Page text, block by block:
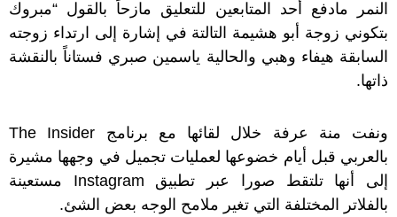
النمر مادفع أحد المتابعين للتعليق مازحاً بالقول “مبروك
بتكوني زوجة أبو هشيمة التالتة في إشارة إلى ارتداء زوجته
السابقة هيفاء وهبي والحالية ياسمين صبري فستاناً بالنقشة
ذاتها.
ونفت منة عرفة خلال لقائها مع برنامج The Insider
بالعربي قبل أيام خضوعها لعمليات تجميل في وجهها مشيرة
إلى أنها تلتقط صورا عبر تطبيق Instagram مستعينة
بالفلاتر المختلفة التي تغير ملامح الوجه بعض الشئ.